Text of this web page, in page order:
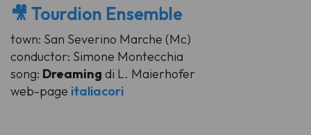
🎥 Tourdion Ensemble
town: San Severino Marche (Mc)
conductor: Simone Montecchia
song: Dreaming di L. Maierhofer
web-page italiacori